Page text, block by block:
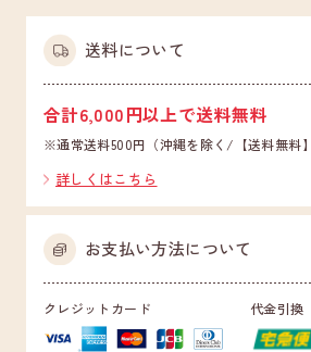
送料について
合計6,000円以上で送料無料
※通常送料500円（沖縄を除く/【送料無料
詳しくはこちら
お支払い方法について
クレジットカード 代金引換